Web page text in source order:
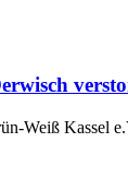
Weiß Kassel